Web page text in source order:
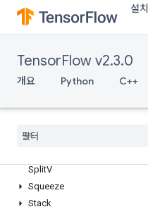
설치
TensorFlow v2.3.0
개요 Python C++
SparseMatrixSoftmax
SparseMatrixSoftmaxGrad
SparseMatrixSparseMatMul
SparseMatrixTranspose
Spence
SplitV
Squeeze
Stack